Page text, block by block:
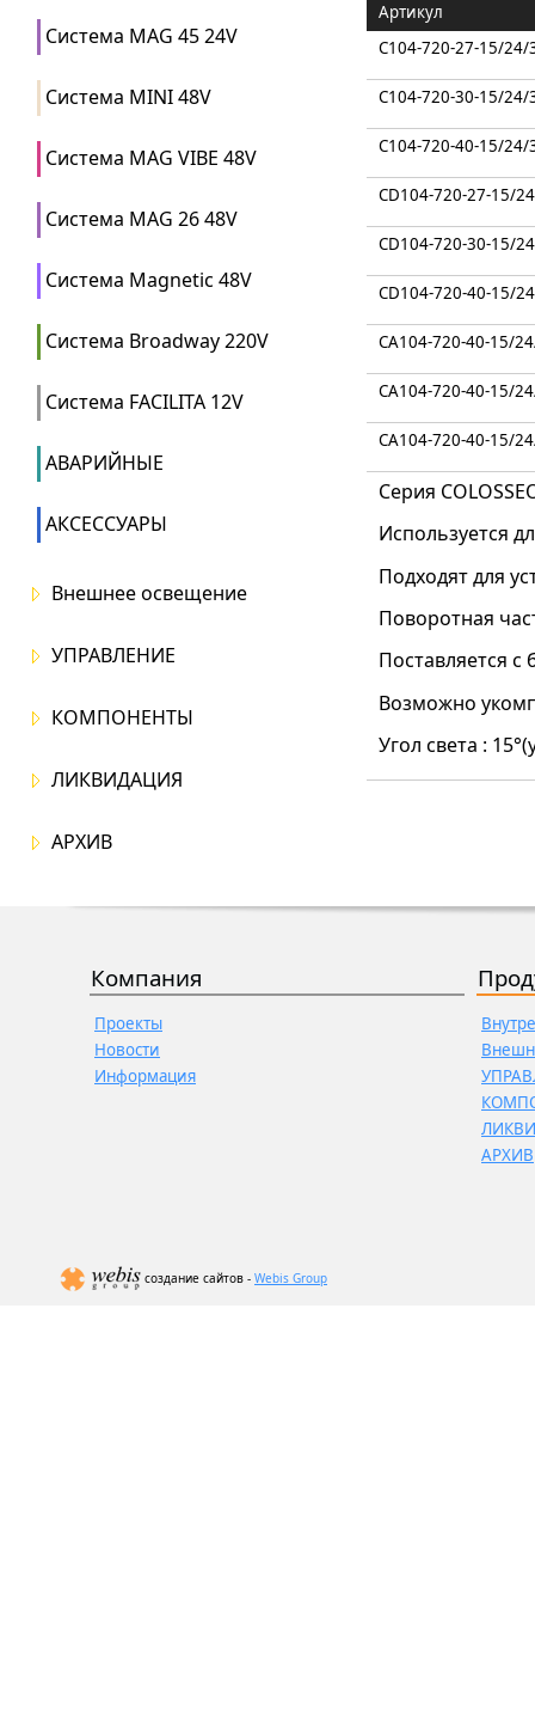
Система MAG 45 24V
Система MINI 48V
Система MAG VIBE 48V
Система MAG 26 48V
Система Magnetic 48V
Система Broadway 220V
Система FACILITA 12V
АВАРИЙНЫЕ
АКСЕССУАРЫ
Внешнее освещение
УПРАВЛЕНИЕ
КОМПОНЕНТЫ
ЛИКВИДАЦИЯ
АРХИВ
Артикул
C104-720-27-15/24/
C104-720-30-15/24/
C104-720-40-15/24/
CD104-720-27-15/
CD104-720-30-15/
CD104-720-40-15/
CA104-720-40-15/
CA104-720-40-15/
CA104-720-40-15/
Серия
Используется
Подходят для
Поворотная
Поставляется с
Возможно
Угол света :
Компания
Проекты
Новости
Информация
АРХИВ
создание сайтов - Webis Group